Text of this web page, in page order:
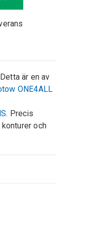
är en av
ONE4ALL
. Precis
och